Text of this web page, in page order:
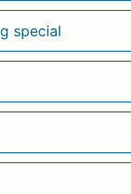
special